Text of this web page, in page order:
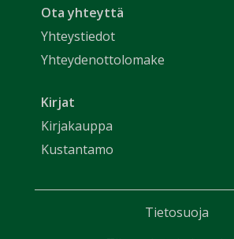
Ota yhteyttä
Yhteystiedot
Yhteydenottolomake
Kirjat
Kirjakauppa
Kustantamo
Tietosuoja